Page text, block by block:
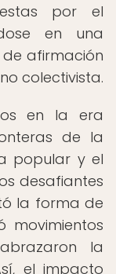
por el
en una
afirmación
colectivista.
en la era
de la
popular y el
desafiantes
la forma de
movimientos
la
el impacto